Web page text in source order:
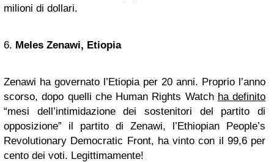
milioni di dollari.
6. Meles Zenawi, Etiopia
Zenawi ha governato l’Etiopia per 20 anni. Proprio l’anno
scorso, dopo quelli che Human Rights Watch ha definito
“mesi dell’intimidazione dei sostenitori del partito di
opposizione” il partito di Zenawi, l’Ethiopian People’s
Revolutionary Democratic Front, ha vinto con il 99,6 per
cento dei voti. Legittimamente!